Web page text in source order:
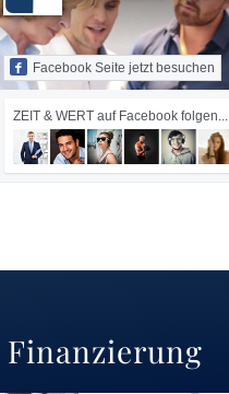
Facebook Seite jetzt besuchen
ZEIT & WERT auf Facebook folgen...
Finanzierung